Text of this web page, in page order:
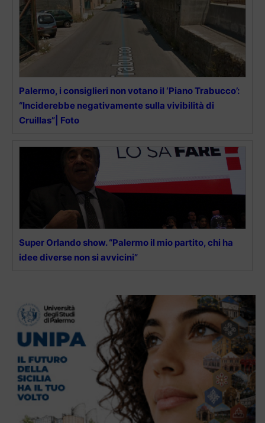
Palermo, i consiglieri non votano il ‘Piano Trabucco’:
“Inciderebbe negativamente sulla vivibilità di
Cruillas”| Foto
Super Orlando show. “Palermo il mio partito, chi ha
idee diverse non si avvicini”